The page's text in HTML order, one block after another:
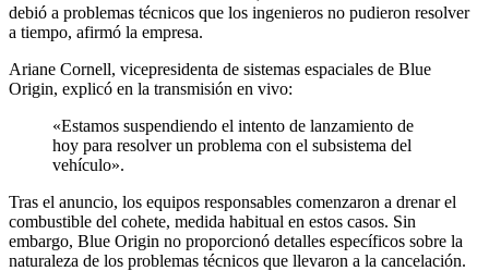
debió a problemas técnicos que los ingenieros no pudieron resolver
a tiempo, afirmó la empresa.
Ariane Cornell, vicepresidenta de sistemas espaciales de Blue
Origin, explicó en la transmisión en vivo:
«Estamos suspendiendo el intento de lanzamiento de
hoy para resolver un problema con el subsistema del
vehículo».
Tras el anuncio, los equipos responsables comenzaron a drenar el
combustible del cohete, medida habitual en estos casos. Sin
embargo, Blue Origin no proporcionó detalles específicos sobre la
naturaleza de los problemas técnicos que llevaron a la cancelación.